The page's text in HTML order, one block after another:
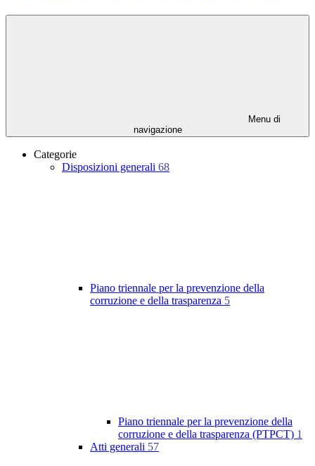
Menu di
navigazione
Categorie
Disposizioni generali 68
Piano triennale per la prevenzione della
corruzione e della trasparenza 5
Piano triennale per la prevenzione della
corruzione e della trasparenza (PTPCT) 1
Atti generali 57